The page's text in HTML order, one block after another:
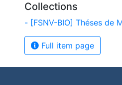
Collections
- [FSNV-BIO] Théses de
Full item page